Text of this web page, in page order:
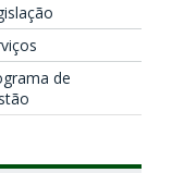
de